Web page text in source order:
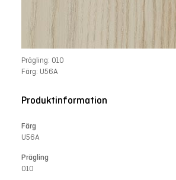
Prägling: 010
Färg: U56A
Produktinformation
Färg
U56A
Prägling
010